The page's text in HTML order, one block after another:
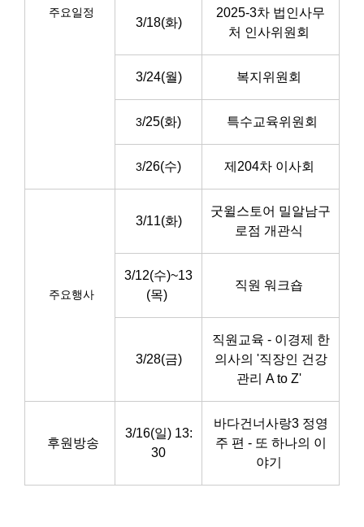
주요일정
3/18(화)
2025-3차 법인사무
처 인사위원회
3/24(월) 복지위원회
3/25(화) 특수교육위원회
3/26(수) 제204차 이사회
주요행사
3/11(화)
굿윌스토어 밀알남구
로점 개관식
3/12(수)~13
(목)
직원 워크숍
3/28(금)
직원교육 - 이경제 한
의사의 '직장인 건강
관리 A to Z'
후원방송
3/16(일) 13:
30
바다건너사랑3 정영
주 편 - 또 하나의 이
야기